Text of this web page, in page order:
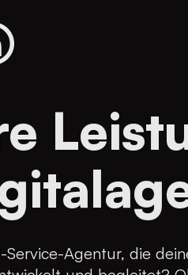
Service-Agentur, die